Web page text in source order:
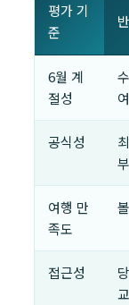
평가 기
준
6월 계
절성
공식성
부
여행 만
족도
접근성